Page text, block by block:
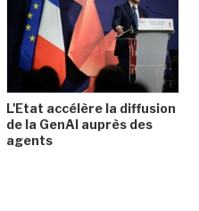
L'Etat accélère la diffusion
de la GenAI auprès des
agents